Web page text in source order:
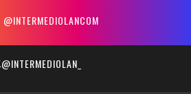
@INTERMEDIOLANCOM
@INTERMEDIOLAN_